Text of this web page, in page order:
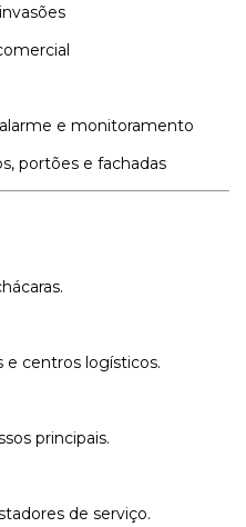
e monitoramento
portões e fachadas
e centros logísticos.
principais.
de serviço.